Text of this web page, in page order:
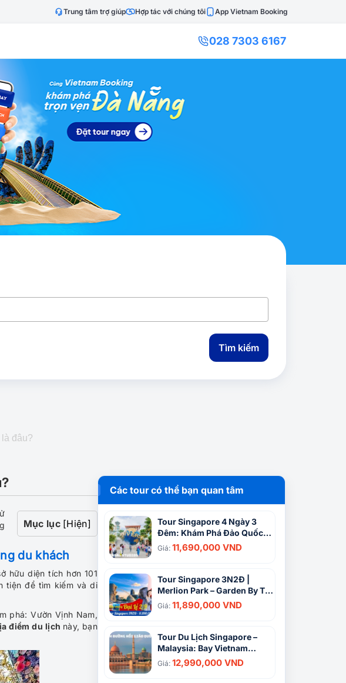
Trung tâm trợ giúp Hợp tác với chúng tôi App Vietnam Booking
028 7303 6167
Tìm kiếm
đâu?
Mục lục [Hiện]
du khách
hữu diện tích hơn 101
tiện để tìm kiếm và di
phá: Vườn Vịnh Nam,
điểm du lịch này, bạn
Các tour có thể bạn quan tâm
Tour Singapore 4 Ngày 3
Đêm: Khám Phá Đảo Quốc
Sư Tử Độc Đáo
Giá: 11,690,000 VND
Tour Singapore 3N2Đ |
Merlion Park – Garden By The
Bay – Đảo Sentosa
Giá: 11,890,000 VND
Tour Du Lịch Singapore –
Malaysia: Bay Vietnam
Airlines 5 Ngày 4 Đêm
Giá: 12,990,000 VND